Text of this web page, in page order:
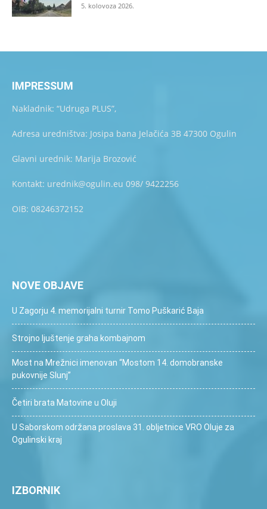
5. kolovoza 2026.
IMPRESSUM
Nakladnik: “Udruga PLUS”,
Adresa uredništva: Josipa bana Jelačića 3B 47300 Ogulin
Glavni urednik: Marija Brozović
Kontakt: urednik@ogulin.eu 098/ 9422256
OIB: 08246372152
NOVE OBJAVE
U Zagorju 4. memorijalni turnir Tomo Puškarić Baja
Strojno ljuštenje graha kombajnom
Most na Mrežnici imenovan “Mostom 14. domobranske
pukovnije Slunj”
Četiri brata Matovine u Oluji
U Saborskom održana proslava 31. obljetnice VRO Oluje za
Ogulinski kraj
IZBORNIK